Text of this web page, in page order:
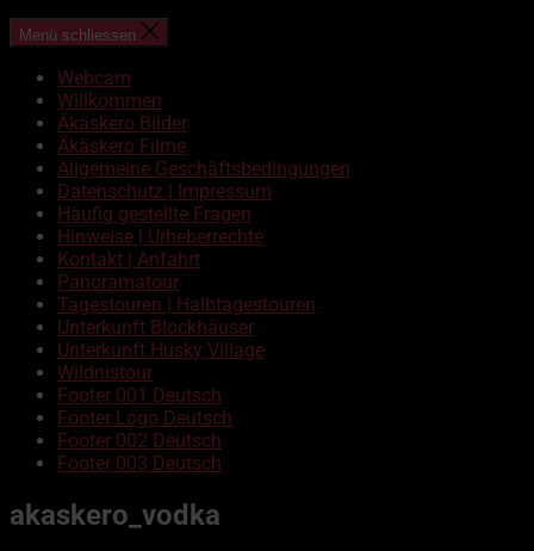
Menü schliessen
Webcam
Willkommen
Äkäskero Bilder
Äkäskero Filme
Allgemeine Geschäftsbedingungen
Datenschutz | Impressum
Häufig gestellte Fragen
Hinweise | Urheberrechte
Kontakt | Anfahrt
Panoramatour
Tagestouren | Halbtagestouren
Unterkunft Blockhäuser
Unterkunft Husky Village
Wildnistour
Footer 001 Deutsch
Footer Logo Deutsch
Footer 002 Deutsch
Footer 003 Deutsch
akaskero_vodka